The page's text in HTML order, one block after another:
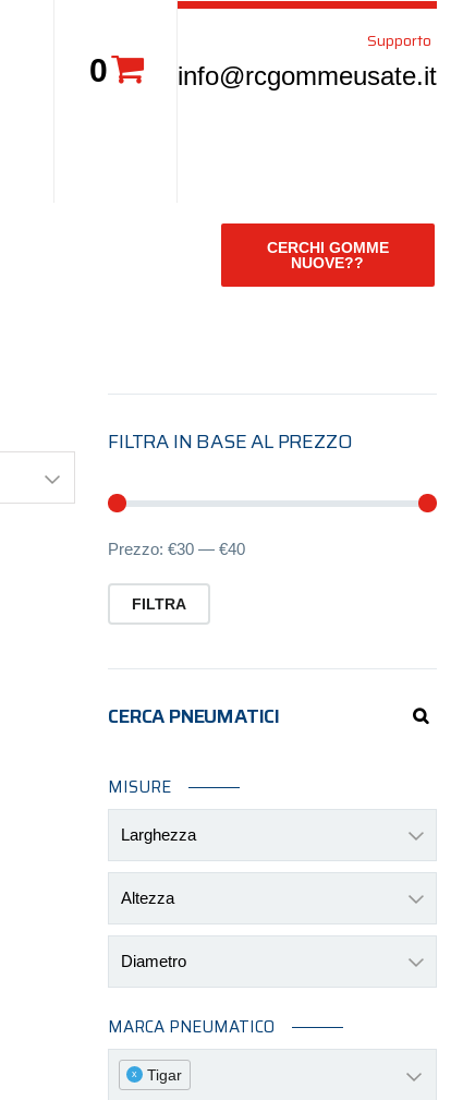
0
Supporto
info@rcgommeusate.it
CERCHI GOMME
NUOVE??
FILTRA IN BASE AL PREZZO
FILTRA
Prezzo:€30 —€40
CERCA PNEUMATICI
MISURE
Larghezza
Altezza
Diametro
MARCA PNEUMATICO
x Tigar